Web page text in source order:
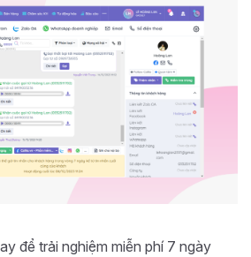
để trải nghiệm miễn phí 7 ngày